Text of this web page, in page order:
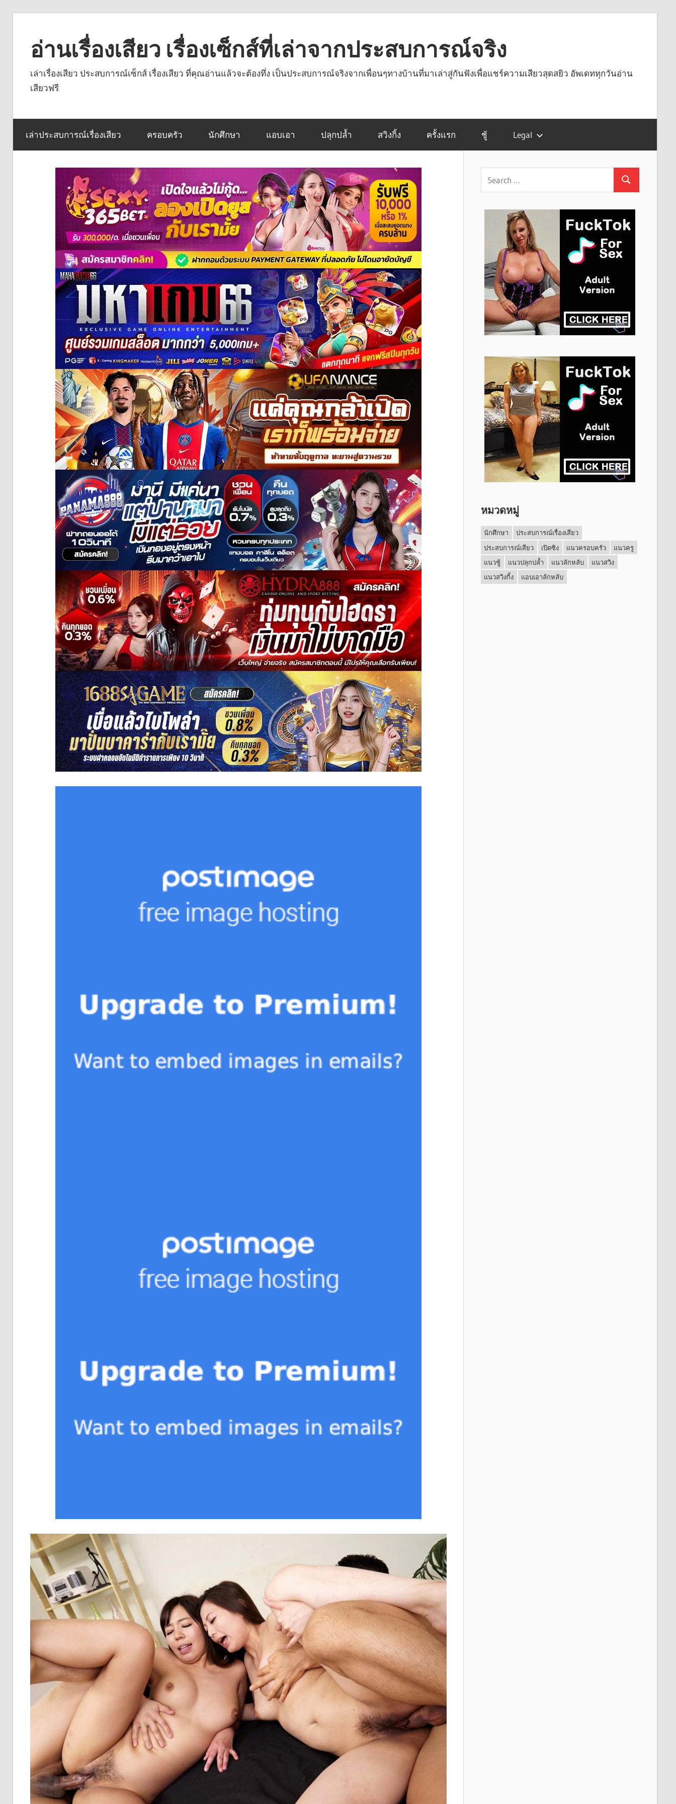
contentอ่านเรื่องเสียว เรื่องเซ็กส์ที่เล่าจากประสบการณ์จริง
เล่าเรื่องเสียว ประสบการณ์เซ็กส์ เรื่องเสียว ที่คุณอ่านแล้วจะต้องทึ่ง เป็นประสบการณ์จริงจากเพื่อนๆทางบ้านที่มาเล่าสู่กันฟังเพื่อแชร์ความเสียวสุดสยิว อัพเดททุกวันอ่าน
เสียวฟรี
เล่าประสบการณ์เรื่องเสียว ครอบครัว นักศึกษา แอบเอา ปลุกปล้ำ สวิงกิ้ง ครั้งแรก ชู้ Legal
หมวดหมู่
นักศึกษา
ประสบการณ์เรื่องเสียว
ประสบการณ์เสียว
เปิดซิง แนวครอบครัว
แนวครู
แนวชู้
แนวปลุกปล้ำ แนวลักหลับ
แนวสวิง
แนวสวิงกิ้ง
แอบเอาลักหลับ